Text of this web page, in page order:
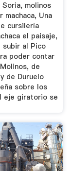
Soria, molinos
machaca, Una
cursilería
el paisaje,
subir al Pico
poder contar
de
de Duruelo
sobre los
eje giratorio se